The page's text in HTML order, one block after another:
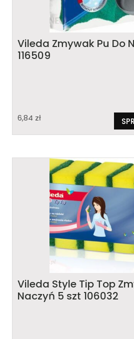
Vileda Zmywak Pu Do
116509
6,84 zł
Vileda Style Tip Top
Naczyń 5 szt 106032